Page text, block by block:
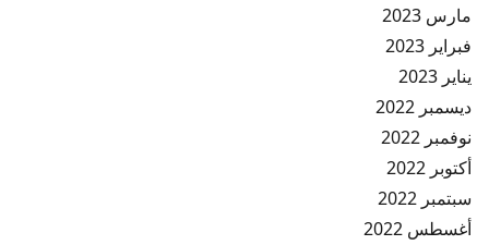
مارس 2023
فبراير 2023
يناير 2023
ديسمبر 2022
نوفمبر 2022
أكتوبر 2022
سبتمبر 2022
أغسطس 2022